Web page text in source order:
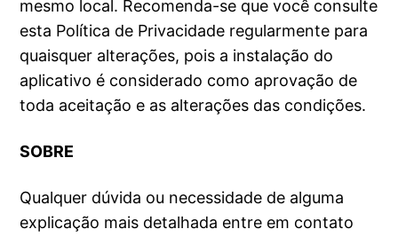
mesmo local. Recomenda-se que você consulte
esta Política de Privacidade regularmente para
quaisquer alterações, pois a instalação do
aplicativo é considerado como aprovação de
toda aceitação e as alterações das condições.
SOBRE
Qualquer dúvida ou necessidade de alguma
explicação mais detalhada entre em contato